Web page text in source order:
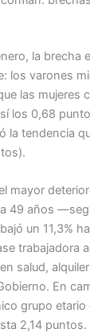
la brecha
los varones
las mujeres
los 0,68
la tendencia
mayor
49 años
un 11,3%
trabajadora
salud,
En
grupo
2,14 puntos.